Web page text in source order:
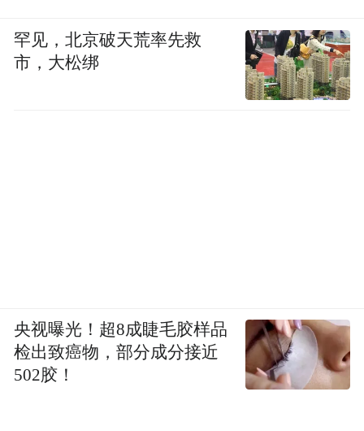
罕见，北京破天荒率先救
市，大松绑
央视曝光！超8成睫毛胶样品
检出致癌物，部分成分接近
502胶！